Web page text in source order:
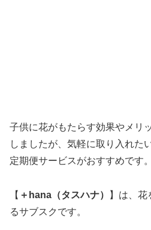
子供に花がもたらす効果やメリ
しましたが、気軽に取り入れた
定期便サービスがおすすめです。
【 ＋hana（タスハナ）
】は、
るサブスクです。